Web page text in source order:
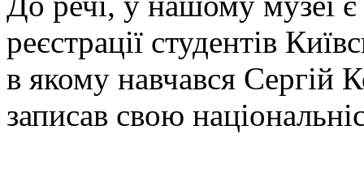
реєстрації студентів
в якому навчався Сергій
записав свою